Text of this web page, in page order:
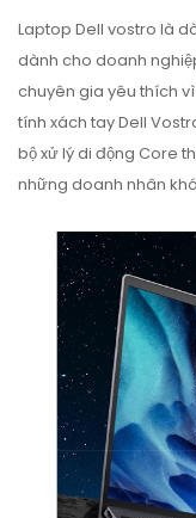
Laptop Dell vostro là
dành cho doanh
chuyên gia yêu thích
tính xách tay Dell
bộ xử lý di động Core
những doanh nhân